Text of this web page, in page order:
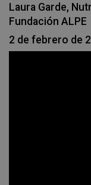
Laura Garde,
Fundación ALPE
2 de febrero de